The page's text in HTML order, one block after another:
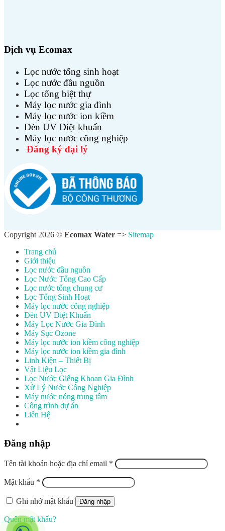
Dịch vụ Ecomax
Lọc nước tổng sinh hoạt
Lọc nước đầu nguồn
Lọc tổng biệt thự
Máy lọc nước gia đình
Máy lọc nước ion kiềm
Đèn UV Diệt khuẩn
Máy lọc nước công nghiệp
Đăng ký đại lý
Copyright 2026 © Ecomax Water => Sitemap
Trang chủ
Giới thiệu
Lọc nước đầu nguồn
Lọc Nước Tổng Cao Cấp
Lọc nước tổng chung cư
Lọc Tổng Sinh Hoạt
Máy lọc nước công nghiệp
Đèn UV Diệt Khuẩn
Máy Lọc Nước Gia Đình
Máy Sục Ozone
Máy lọc nước ion kiềm công nghiệp
Máy lọc nước ion kiềm gia đình
Linh Kiện – Thiết Bị
Vật Liệu Lọc
Lọc Nước Giếng Khoan Gia Đình
Xử Lý Nước Công Nghiệp
Máy nước nóng trung tâm
Công trình dự án
Liên Hệ
Đăng nhập
Tên tài khoản hoặc địa chỉ email *
Mật khẩu *
Ghi nhớ mật khẩu Đăng nhập
Quên mật khẩu?